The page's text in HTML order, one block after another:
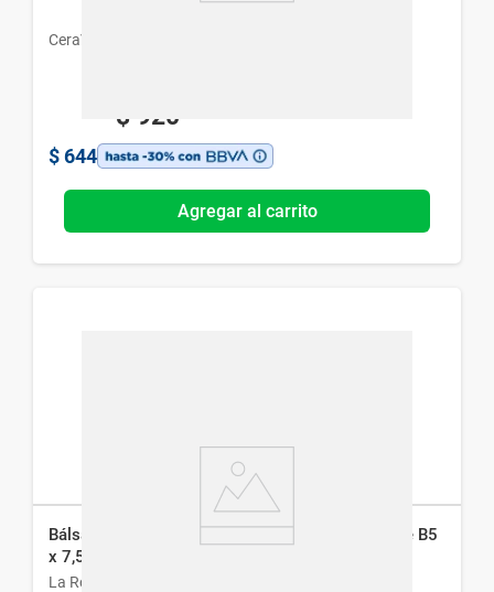
CeraVe
$ 920
$ 644
Agregar al carrito
Bálsamo Labial La Roche-Psosay Cicaplast Levre B5
x 7,5 ml
La Roche-Posay